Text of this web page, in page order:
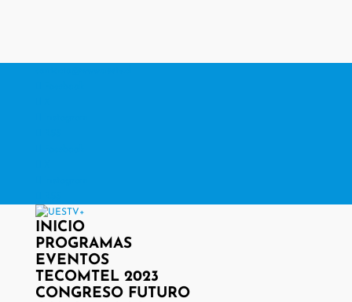
INICIO
PROGRAMAS
EVENTOS
TECOMTEL 2023
CONGRESO FUTURO